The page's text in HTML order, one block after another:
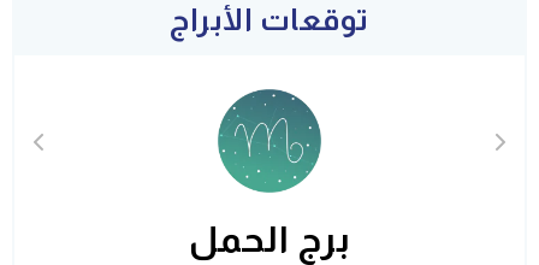
توقعات الأبراج
برج الحمل